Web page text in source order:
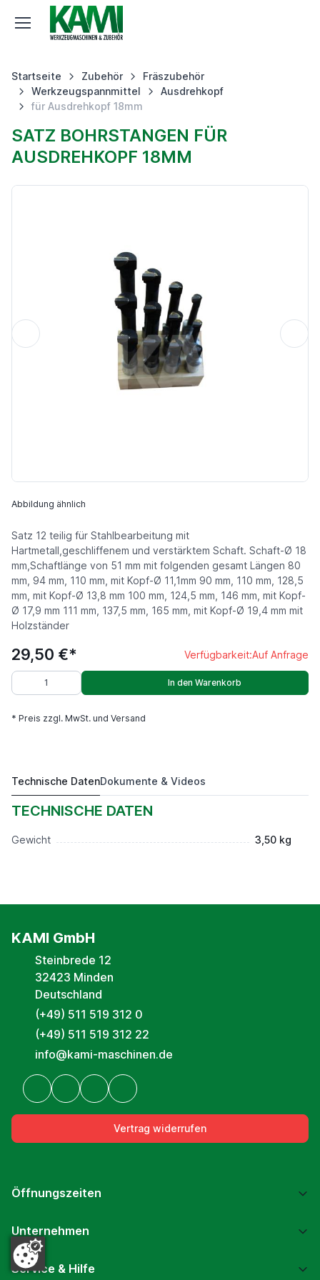
Startseite Zubehör
Fräszubehör
Werkzeugspannmittel
Ausdrehkopf
für Ausdrehkopf 18mm
SATZ BOHRSTANGEN FÜR
AUSDREHKOPF 18MM
Abbildung ähnlich
Satz 12 teilig für Stahlbearbeitung mit
Hartmetall,geschliffenem und verstärktem Schaft. Schaft-Ø 18
mm,Schaftlänge von 51 mm mit folgenden gesamt Längen 80
mm, 94 mm, 110 mm, mit Kopf-Ø 11,1mm 90 mm, 110 mm, 128,5
mm, mit Kopf-Ø 13,8 mm 100 mm, 124,5 mm, 146 mm, mit Kopf-
Ø 17,9 mm 111 mm, 137,5 mm, 165 mm, mit Kopf-Ø 19,4 mm mit
Holzständer
29,50 €* Verfügbarkeit:Auf Anfrage
In den Warenkorb
* Preis zzgl. MwSt. und Versand
für Ausdrehkopf 18mm
29,50 €*
Technische DatenDokumente & Videos
TECHNISCHE DATEN
Gewicht 3,50 kg
KAMI GmbH
Steinbrede 12
32423 Minden
Deutschland
(+49) 511 519 312 0
(+49) 511 519 312 22
info@kami-maschinen.de
Vertrag widerrufen
Öffnungszeiten
Unternehmen
Service & Hilfe